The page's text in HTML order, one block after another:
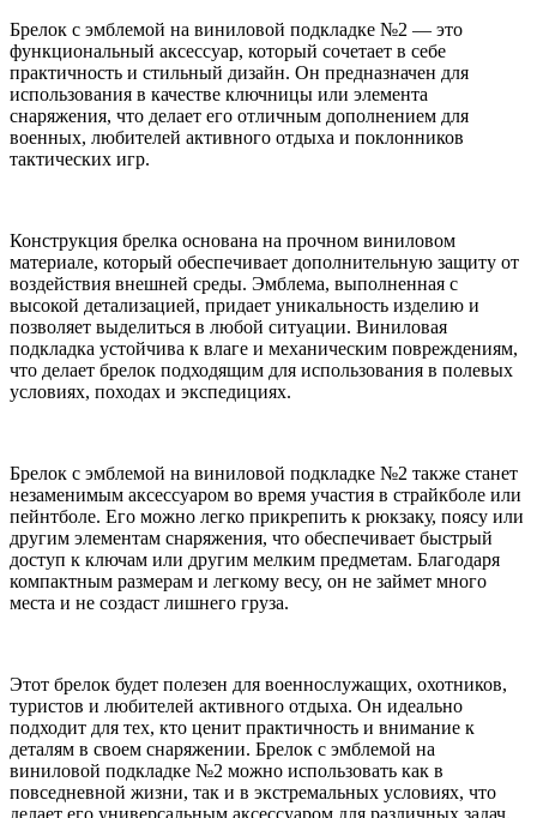
Брелок с эмблемой на виниловой подкладке №2 — это
функциональный аксессуар, который сочетает в себе
практичность и стильный дизайн. Он предназначен для
использования в качестве ключницы или элемента
снаряжения, что делает его отличным дополнением для
военных, любителей активного отдыха и поклонников
тактических игр.
Конструкция брелка основана на прочном виниловом
материале, который обеспечивает дополнительную защиту от
воздействия внешней среды. Эмблема, выполненная с
высокой детализацией, придает уникальность изделию и
позволяет выделиться в любой ситуации. Виниловая
подкладка устойчива к влаге и механическим повреждениям,
что делает брелок подходящим для использования в полевых
условиях, походах и экспедициях.
Брелок с эмблемой на виниловой подкладке №2 также станет
незаменимым аксессуаром во время участия в страйкболе или
пейнтболе. Его можно легко прикрепить к рюкзаку, поясу или
другим элементам снаряжения, что обеспечивает быстрый
доступ к ключам или другим мелким предметам. Благодаря
компактным размерам и легкому весу, он не займет много
места и не создаст лишнего груза.
Этот брелок будет полезен для военнослужащих, охотников,
туристов и любителей активного отдыха. Он идеально
подходит для тех, кто ценит практичность и внимание к
деталям в своем снаряжении. Брелок с эмблемой на
виниловой подкладке №2 можно использовать как в
повседневной жизни, так и в экстремальных условиях, что
делает его универсальным аксессуаром для различных задач.